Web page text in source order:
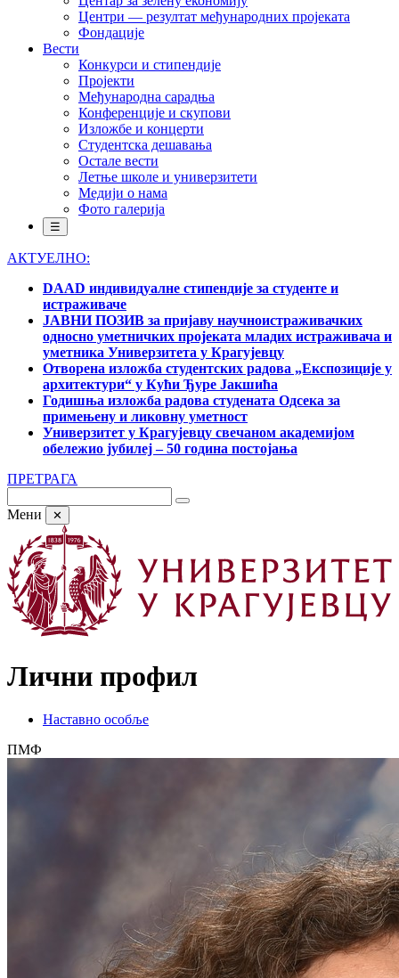
Центри — резултат међународних пројеката
Фондације
Вести
Конкурси и стипендије
Пројекти
Међународна сарадња
Конференције и скупови
Изложбе и концерти
Студентска дешавања
Остале вести
Летње школе и универзитети
Медији о нама
Фото галерија
☰
АКТУЕЛНО:
DAAD индивидуалне стипендије за студенте и
истраживаче
ЈАВНИ ПОЗИВ за пријаву научноистраживачких
односно уметничких пројеката младих истраживача и
уметника Универзитета у Крагујевцу
Отворена изложба студентских радова „Експозиције у
архитектури“ у Кући Ђуре Јакшића
Годишња изложба радова студената Одсека за
примењену и ликовну уметност
Универзитет у Крагујевцу свечаном академијом
обележио јубилеј – 50 година постојања
ПРЕТРАГА
Мени ✕
Лични профил
Наставно особље
ПМФ